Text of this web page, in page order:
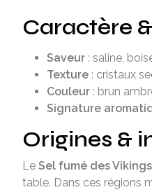
Caractère
Saveur : saline,
Texture : cristaux
Couleur : brun
Signature
Origines &
Le Sel fumé des Vikings
table. Dans ces régions